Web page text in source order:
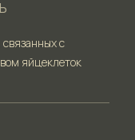
с
яйцеклеток